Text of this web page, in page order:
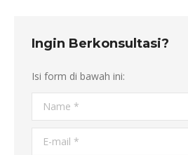
Ingin Berkonsultasi?
Isi form di bawah ini:
Name *
E-mail *